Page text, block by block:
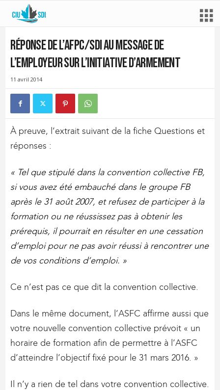
Réponse de l’AFPC/SDI au message de
l’employeur sur l’initiative d’armement
11 avril 2014
À preuve, l’extrait suivant de la fiche Questions et
réponses :
« Tel que stipulé dans la convention collective FB,
si vous avez été embauché dans le groupe FB
après le 31 août 2007, et refusez de participer à la
formation ou ne réussissez pas à obtenir les
prérequis, il pourrait en résulter en une cessation
d’emploi pour ne pas avoir réussi à rencontrer une
de vos conditions d’emploi. »
Ce n’est pas ce que dit la convention collective.
Dans le même document, l’ASFC affirme aussi que
votre nouvelle convention collective prévoit « un
horaire de formation afin de permettre à l’ASFC
d’atteindre l’objectif fixé pour le 31 mars 2016. »
Il n’y a rien de tel dans votre convention collective.